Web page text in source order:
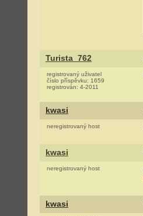
Turista_762
registrovaný uživatel
číslo příspěvku: 1659
registrován: 4-2011
kwasi
neregistrovaný host
kwasi
neregistrovaný host
kwasi